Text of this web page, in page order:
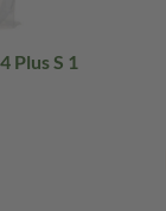
Plus S 1